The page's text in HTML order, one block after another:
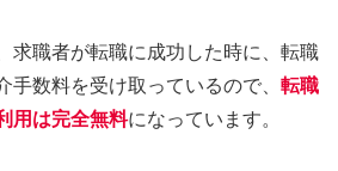
求職者が転職に成功した時に、転職
手数料を受け取っているので、 転職
用は完全無料になっています。